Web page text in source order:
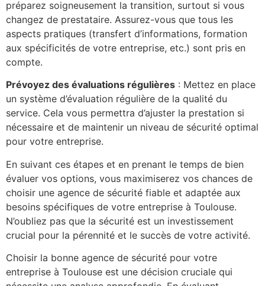
préparez soigneusement la transition, surtout si vous
changez de prestataire. Assurez-vous que tous les
aspects pratiques (transfert d’informations, formation
aux spécificités de votre entreprise, etc.) sont pris en
compte.
Prévoyez des évaluations régulières : Mettez en place
un système d’évaluation régulière de la qualité du
service. Cela vous permettra d’ajuster la prestation si
nécessaire et de maintenir un niveau de sécurité optimal
pour votre entreprise.
En suivant ces étapes et en prenant le temps de bien
évaluer vos options, vous maximiserez vos chances de
choisir une agence de sécurité fiable et adaptée aux
besoins spécifiques de votre entreprise à Toulouse.
N’oubliez pas que la sécurité est un investissement
crucial pour la pérennité et le succès de votre activité.
Choisir la bonne agence de sécurité pour votre
entreprise à Toulouse est une décision cruciale qui